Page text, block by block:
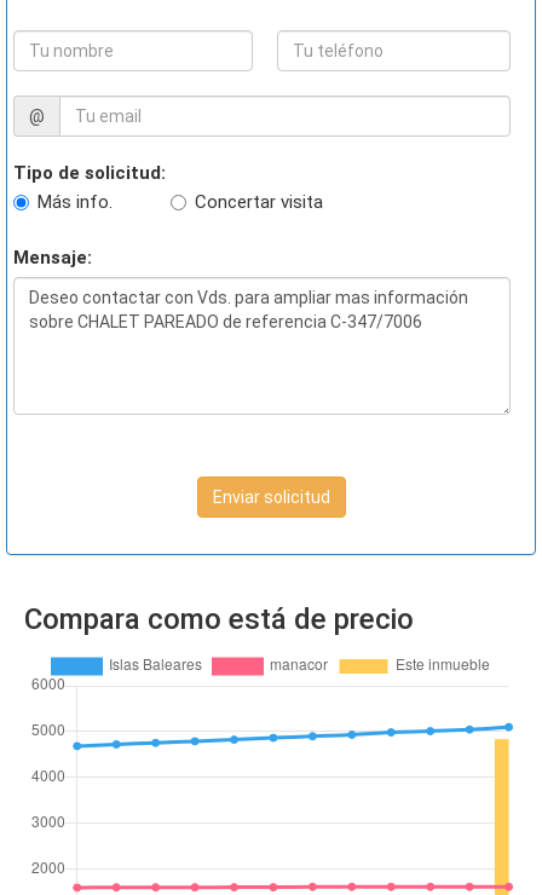
@
Tipo de solicitud:
Más info.
Concertar visita
Mensaje:
Enviar solicitud
Compara como está de precio